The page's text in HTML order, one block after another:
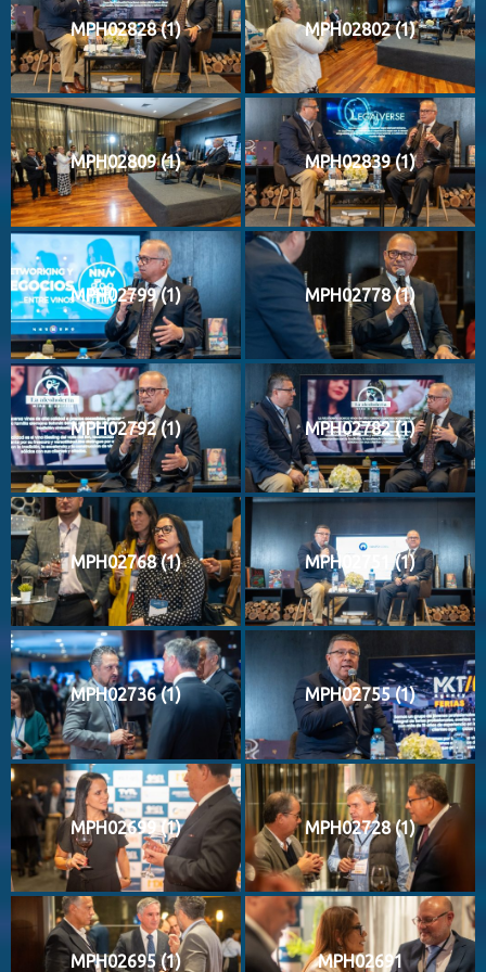
MPH02828 (1) MPH02802 (1)
MPH02809 (1) MPH02839 (1)
MPH02799 (1) MPH02778 (1)
MPH02792 (1) MPH02782 (1)
MPH02768 (1) MPH02751 (1)
MPH02736 (1) MPH02755 (1)
MPH02699 (1) MPH02728 (1)
MPH02695 (1) MPH02691